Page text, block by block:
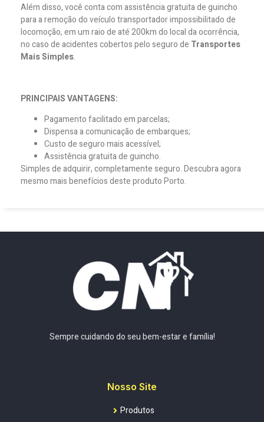
Além disso, você conta com assistência gratuita de guincho
para a remoção do veículo transportador impossibilitado de
locomoção, em um raio de até 200km do local da ocorrência,
no caso de acidentes cobertos pelo seguro de Transportes
Mais Simples.
PRINCIPAIS VANTAGENS:
Pagamento facilitado em parcelas;
Dispensa a comunicação de embarques;
Custo de seguro mais acessível;
Assistência gratuita de guincho.
Simples de adquirir, completamente seguro. Descubra agora
mesmo mais benefícios deste produto Porto.
Sempre cuidando do seu bem-estar e família!
Nosso Site
Produtos